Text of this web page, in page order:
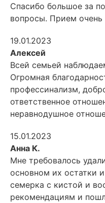
Спасибо большое за
вопросы. Прием очень
19.01.2023
Алексей
Всей семьей
Огромная
профессинализм,
ответственное
неравнодушное
15.01.2023
Анна К.
Мне требовалось
основном их остатки
семерка с кистой и
рекомендациям и